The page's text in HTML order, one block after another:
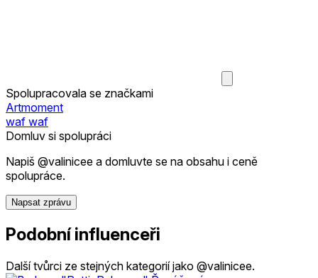
Spolupracovala se značkami
Artmoment
waf waf
Domluv si spolupráci
Napiš @valinicee a domluvte se na obsahu i ceně
spolupráce.
Napsat zprávu
Podobní influenceři
Další tvůrci ze stejných kategorií jako @valinicee.